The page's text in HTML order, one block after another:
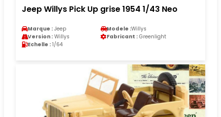
Jeep Willys Pick Up grise 1954 1/43 Neo
Marque : Jeep Modele :Willys
Version : Willys Fabricant : Greenlight
Echelle : 1/64